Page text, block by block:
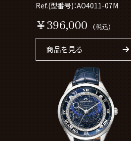
Ref.(型番号)：AO4011-07M
￥396,000 (税込)
商品を見る